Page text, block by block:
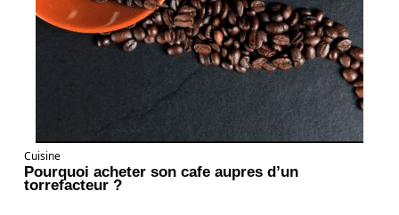
Cuisine
Pourquoi acheter son cafe aupres d’un
torrefacteur ?